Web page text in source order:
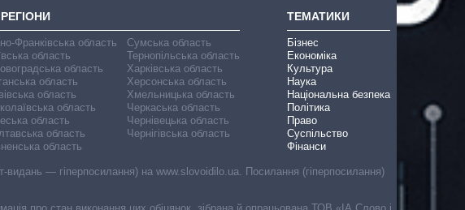
РЕГІОНИ
Франківська область
область
область
область
область
область
область
область
область
Сумська область
Тернопільська область
Харківська область
Херсонська область
Хмельницька область
Черкаська область
Чернівецька область
Чернігівська область
ТЕМАТИКИ
Бізнес
Економіка
Культура
Наука
Національна безпека
Політика
Право
Суспільство
Фінанси
видань — гіперпосилання) на www.slovoidilo.ua. Посилання (гіперпосилання)